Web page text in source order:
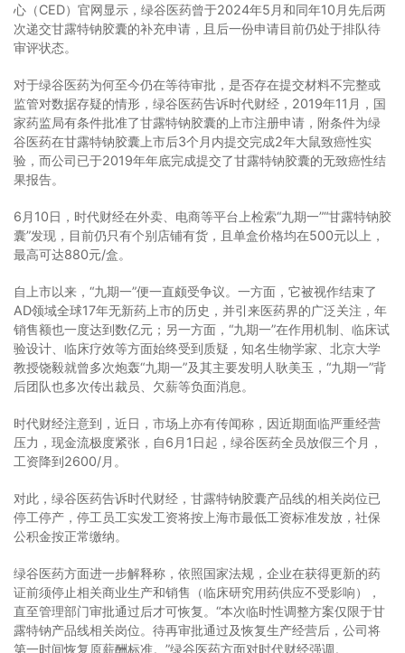
心（CED）官网显示，绿谷医药曾于2024年5月和同年10月先后两
次递交甘露特钠胶囊的补充申请，且后一份申请目前仍处于排队待
审评状态。
对于绿谷医药为何至今仍在等待审批，是否存在提交材料不完整或
监管对数据存疑的情形，绿谷医药告诉时代财经，2019年11月，国
家药监局有条件批准了甘露特钠胶囊的上市注册申请，附条件为绿
谷医药在甘露特钠胶囊上市后3个月内提交完成2年大鼠致癌性实
验，而公司已于2019年年底完成提交了甘露特钠胶囊的无致癌性结
果报告。
6月10日，时代财经在外卖、电商等平台上检索“九期一”“甘露特钠胶
囊”发现，目前仍只有个别店铺有货，且单盒价格均在500元以上，
最高可达880元/盒。
自上市以来，“九期一”便一直颇受争议。一方面，它被视作结束了
AD领域全球17年无新药上市的历史，并引来医药界的广泛关注，年
销售额也一度达到数亿元；另一方面，“九期一”在作用机制、临床试
验设计、临床疗效等方面始终受到质疑，知名生物学家、北京大学
教授饶毅就曾多次炮轰“九期一”及其主要发明人耿美玉，“九期一”背
后团队也多次传出裁员、欠薪等负面消息。
时代财经注意到，近日，市场上亦有传闻称，因近期面临严重经营
压力，现金流极度紧张，自6月1日起，绿谷医药全员放假三个月，
工资降到2600/月。
对此，绿谷医药告诉时代财经，甘露特钠胶囊产品线的相关岗位已
停工停产，停工员工实发工资将按上海市最低工资标准发放，社保
公积金按正常缴纳。
绿谷医药方面进一步解释称，依照国家法规，企业在获得更新的药
证前须停止相关商业生产和销售（临床研究用药供应不受影响），
直至管理部门审批通过后才可恢复。“本次临时性调整方案仅限于甘
露特钠产品线相关岗位。待再审批通过及恢复生产经营后，公司将
第一时间恢复原薪酬标准。”绿谷医药方面对时代财经强调。